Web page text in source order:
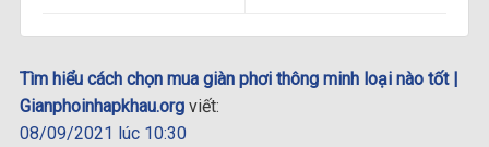
Tìm hiểu cách chọn mua giàn phơi thông minh loại nào tốt |
Gianphoinhapkhau.org viết:
08/09/2021 lúc 10:30